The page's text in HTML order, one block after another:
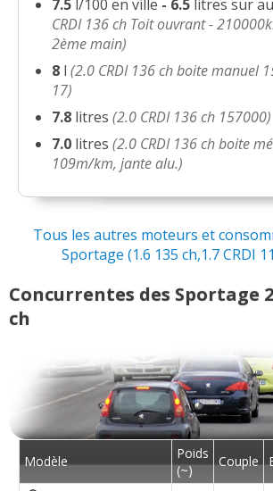
08/20
2.0 CRDI 136 ch
Active,
13/20
2.0 CRDI 136 ch
18/20
2.0 CRDI 136 ch BV
vitesses, 09/
2.0 CRDI 136 ch bv 6
haute ga
05/20 2.0 CRDI 136 ch
-- /20
2.0 CRDI 136 ch
8500kms/2012/
7.5 l/100 en ville - 6.5 litres sur
CRDI 136 ch Toit ouvrant -
2ème main)
8 l(2.0 CRDI 136 ch boite manuel
17)
7.8 litres(2.0 CRDI 136 ch 157000)
7.0 litres(2.0 CRDI 136 ch boite
109m/km, jante alu.)
Tous les autres moteurs et
Sportage (1.6 135 ch,1.7 CRDI
Concurrentes des Sportage
ch
Modèle
Poids
(~)
Couple